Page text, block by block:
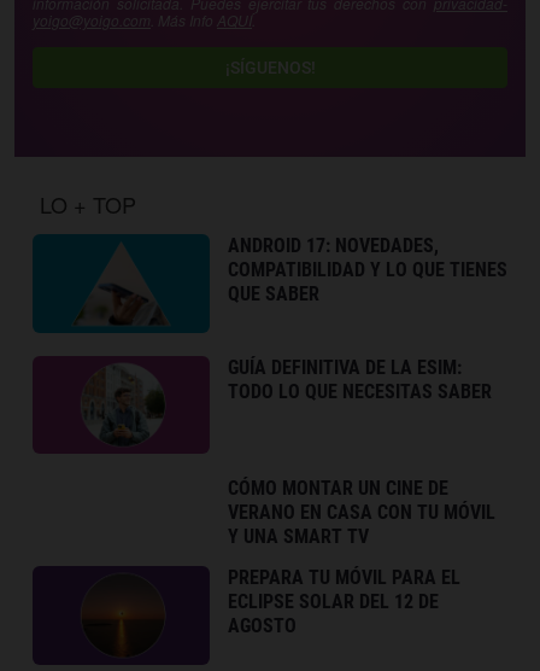
yoigo@yoigo.com . Más Info AQUÍ
¡SÍGUENOS!
LO + TOP
ANDROID 17: NOVEDADES,
COMPATIBILIDAD Y LO QUE TIENES
QUE SABER
GUÍA DEFINITIVA DE LA ESIM:
TODO LO QUE NECESITAS SABER
CÓMO MONTAR UN CINE DE
VERANO EN CASA CON TU MÓVIL
Y UNA SMART TV
PREPARA TU MÓVIL PARA EL
ECLIPSE SOLAR DEL 12 DE
AGOSTO